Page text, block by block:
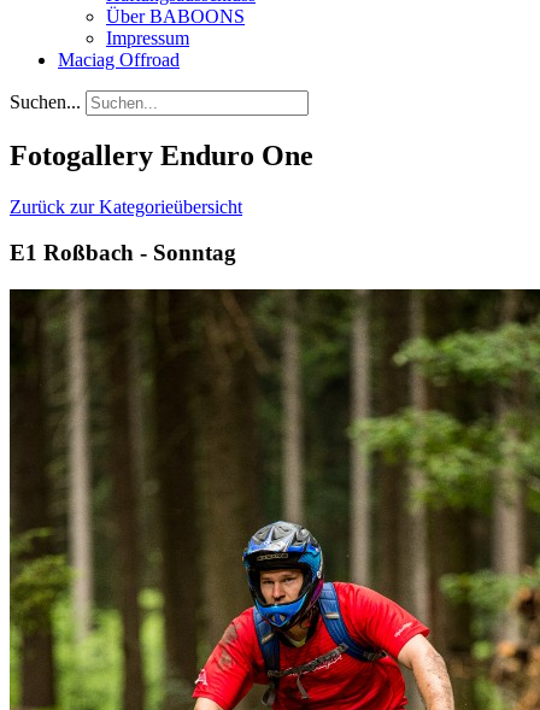
Über BABOONS
Impressum
Maciag Offroad
Suchen...
Fotogallery Enduro One
Zurück zur Kategorieübersicht
E1 Roßbach - Sonntag